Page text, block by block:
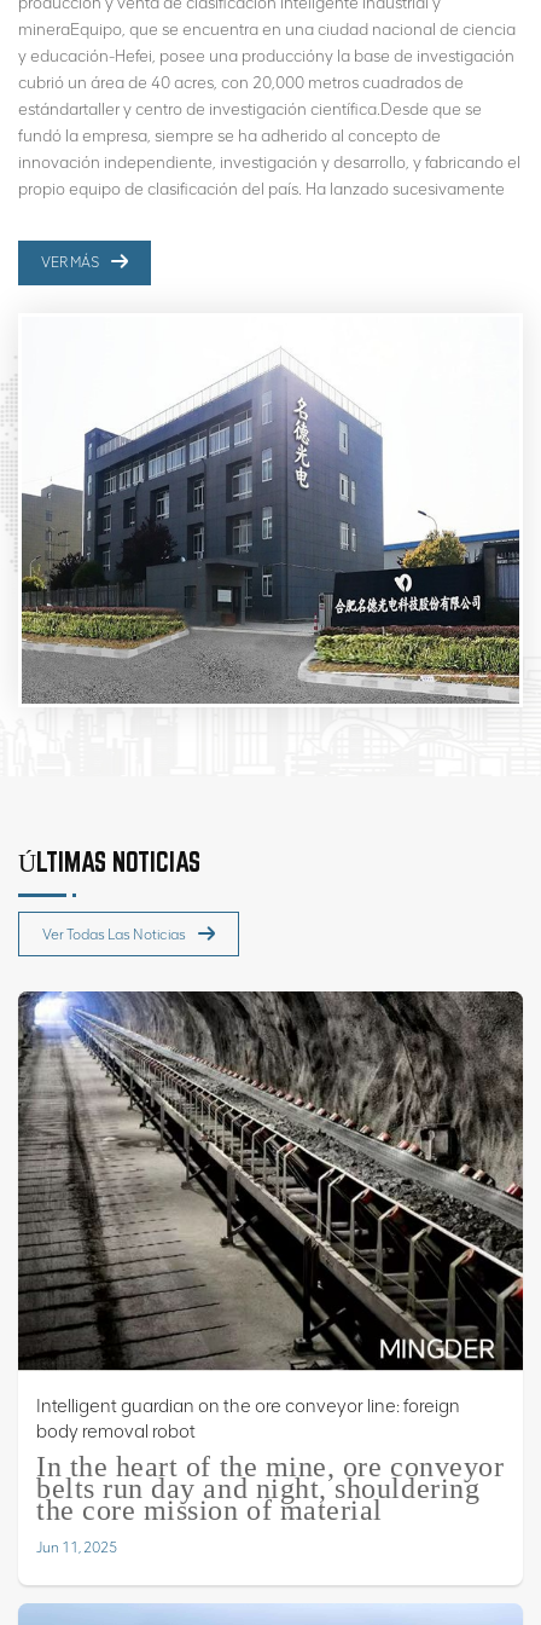
mineraEquipo, que se encuentra en una ciudad nacional de ciencia
y educación-Hefei, posee una produccióny la base de investigación
cubrió un área de 40 acres, con 20,000 metros cuadrados de
estándartaller y centro de investigación científica.Desde que se
fundó la empresa, siempre se ha adherido al concepto de
innovación independiente, investigación y desarrollo, y fabricando el
propio equipo de clasificación del país. Ha lanzado sucesivamente
clasificadores inteligentes de rayos X, Clasificadores de color de
arena mineral y otras series de productos. Varios productos de
máquina clasificadora inteligente lanzada en 2020 es una nueva
etapa de la clasificación inteligente china a partir de la clasificación
por color, que crea una nueva era de clasificación inteligente.En
Mingde, la filosofía empresarial es "La integridad es la base del éxito".
nos dedicamos ala creación de tecnología de punta y la innovación.
Estamos dispuestos a trabajar con amigos y ahacer una contribución
brillante en el área de clasificación.
VER MÁS
ÚLTIMAS NOTICIAS
Ver Todas Las Noticias
Intelligent guardian on the ore conveyor line: foreign
body removal robot
In the heart of the mine, ore conveyor
belts run day and night, shouldering
the core mission of material
"lifeline" often faces severe
may tear the expensive belts in an
Jun 11, 2025